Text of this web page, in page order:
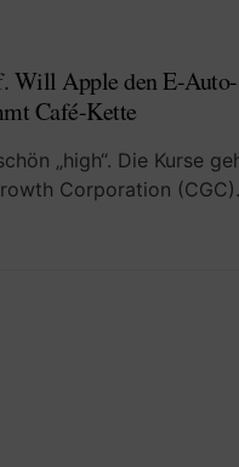
Will Apple den E-
Café-Kette
„high“. Die Kurse
Corporation